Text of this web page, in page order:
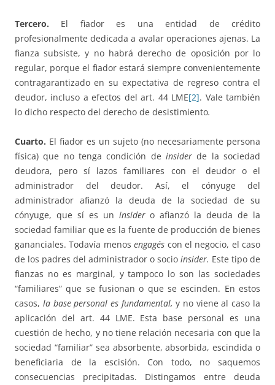
Tercero. El fiador es una entidad de crédito
profesionalmente dedicada a avalar operaciones ajenas. La
fianza subsiste, y no habrá derecho de oposición por lo
regular, porque el fiador estará siempre convenientemente
contragarantizado en su expectativa de regreso contra el
deudor, incluso a efectos del art. 44 LME[2]. Vale también
lo dicho respecto del derecho de desistimiento.
Cuarto. El fiador es un sujeto (no necesariamente persona
física) que no tenga condición de insider de la sociedad
deudora, pero sí lazos familiares con el deudor o el
administrador del deudor. Así, el cónyuge del
administrador afianzó la deuda de la sociedad de su
cónyuge, que sí es un insidero afianzó la deuda de la
sociedad familiar que es la fuente de producción de bienes
gananciales. Todavía menosengagés con el negocio, el caso
de los padres del administrador o socio insider. Este tipo de
fianzas no es marginal, y tampoco lo son las sociedades
“familiares” que se fusionan o que se escinden. En estos
casos, la base personal es fundamental, y no viene al caso la
aplicación del art. 44 LME. Esta base personal es una
cuestión de hecho, y no tiene relación necesaria con que la
sociedad “familiar” sea absorbente, absorbida, escindida o
beneficiaria de la escisión. Con todo, no saquemos
consecuencias precipitadas. Distingamos entre deuda